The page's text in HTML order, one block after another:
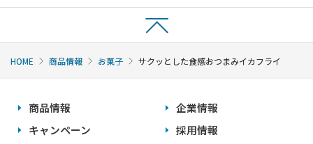
HOME 商品情報 お菓子 サクッとした食感おつまみイカフライ
商品情報
キャンペーン
企業情報
採用情報